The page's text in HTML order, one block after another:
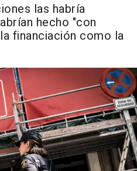
las habría
hecho "con
financiación como la